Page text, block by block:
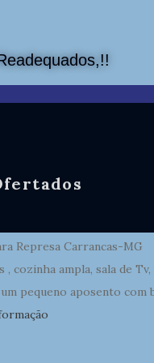
Represa Carrancas-MG
cozinha ampla, sala de Tv,
pequeno aposento com